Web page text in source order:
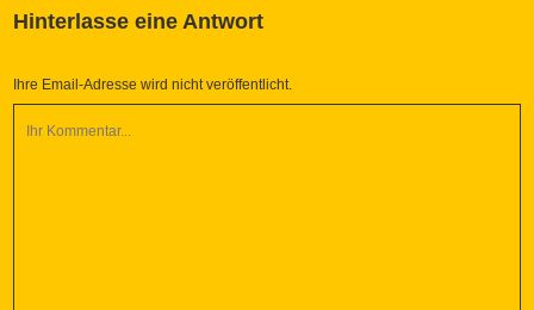
Hinterlasse eine Antwort
Ihre Email-Adresse wird nicht veröffentlicht.